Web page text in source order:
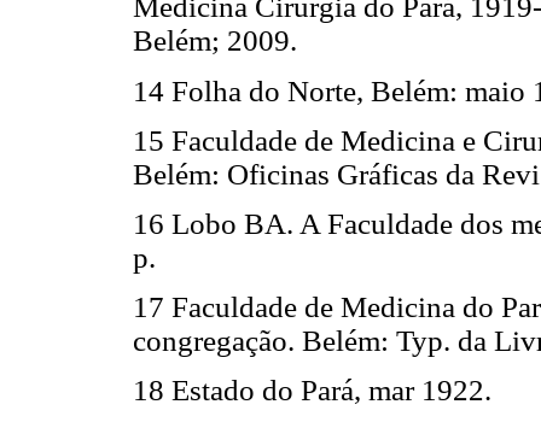
Medicina Cirurgia do Pará,
Belém; 2009.
14 Folha do Norte, Belém: maio
15 Faculdade de Medicina e
Belém: Oficinas Gráficas da
16 Lobo BA. A Faculdade dos
p.
17 Faculdade de Medicina do
congregação. Belém: Typ. da
18 Estado do Pará, mar 1922.